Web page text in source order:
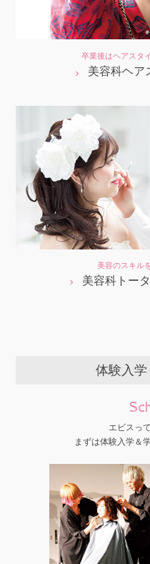
卒業後はヘアスタ
美容科ヘア
美容のスキル
美容科トー
体験入
エビスっ
まずは体験入学＆